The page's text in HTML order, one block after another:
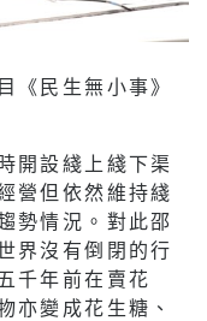
《民生無小事》
開設綫上綫下渠
營但依然維持綫
勢情況。對此邵
界沒有倒閉的行
千年前在賣花
亦變成花生糖、